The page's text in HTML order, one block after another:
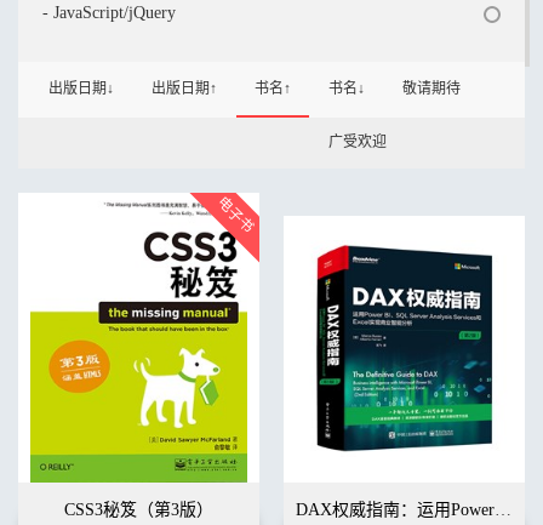
- JavaScript/jQuery
出版日期↓ 出版日期↑ 书名↑ 书名↓ 敬请期待
广受欢迎
CSS3秘笈（第3版） DAX权威指南：运用Power BI、SQL Server Analysis Services和Excel实现商业智能分析（第2版）